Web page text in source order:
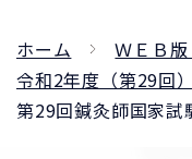
ホーム
ＷＥＢ
令和2年度（第29回）
第29回鍼灸師国家試